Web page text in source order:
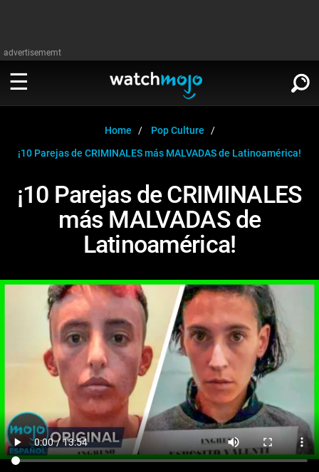
advertisememt
Televisión
Videojuegos
Música
Celebrodades
Videojuegos
Anime
Cultura Pop
Home
Pop Culture
¡10 Parejas de CRIMINALES más MALVADAS de Latinoamérica!
¡10 Parejas de CRIMINALES
más MALVADAS de
Latinoamérica!